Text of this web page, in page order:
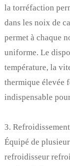
la torréfaction
dans les noix de
permet à chaque
uniforme. Le
température, la
thermique élevée
indispensable
3. Refroidissement
Équipé de
refroidisseur